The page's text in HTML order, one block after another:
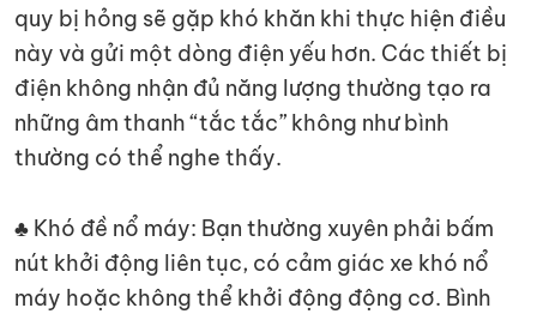
quy bị hỏng sẽ gặp khó khăn khi thực hiện điều
này và gửi một dòng điện yếu hơn. Các thiết bị
điện không nhận đủ năng lượng thường tạo ra
những âm thanh “tắc tắc” không như bình
thường có thể nghe thấy.
♣ Khó đề nổ máy: Bạn thường xuyên phải bấm
nút khởi động liên tục, có cảm giác xe khó nổ
máy hoặc không thể khởi động động cơ. Bình